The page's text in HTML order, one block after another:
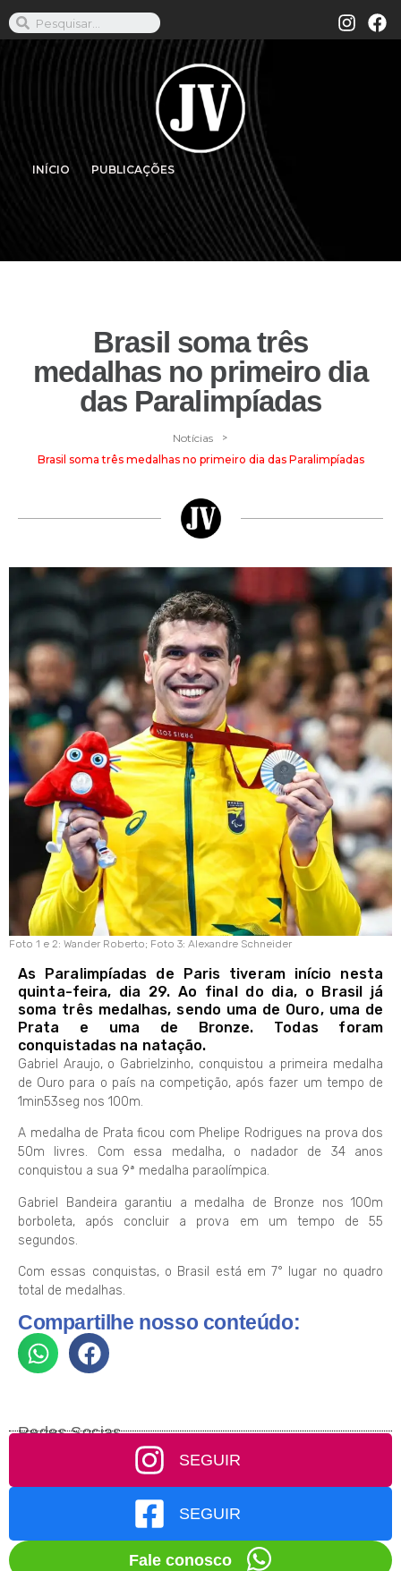
INÍCIO PUBLICAÇÕES
Brasil soma três
medalhas no primeiro dia
das Paralimpíadas
Notícias >
Brasil soma três medalhas no primeiro dia das Paralimpíadas
Foto 1 e 2: Wander Roberto; Foto 3: Alexandre Schneider
As Paralimpíadas de Paris tiveram início nesta
quinta-feira, dia 29. Ao final do dia, o Brasil já
soma três medalhas, sendo uma de Ouro, uma de
Prata e uma de Bronze. Todas foram
conquistadas na natação.
Gabriel Araujo, o Gabrielzinho, conquistou a primeira medalha
de Ouro para o país na competição, após fazer um tempo de
1min53seg nos 100m.
A medalha de Prata ficou com Phelipe Rodrigues na prova dos
50m livres. Com essa medalha, o nadador de 34 anos
conquistou a sua 9ª medalha paraolímpica.
Gabriel Bandeira garantiu a medalha de Bronze nos 100m
borboleta, após concluir a prova em um tempo de 55
segundos.
Com essas conquistas, o Brasil está em 7° lugar no quadro
total de medalhas.
Compartilhe nosso conteúdo:
Redes Socias
SEGUIR
SEGUIR
Fale conosco